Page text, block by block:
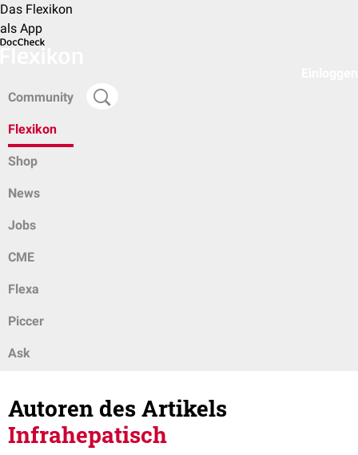
Das Flexikon
als App
Community
Flexikon
Shop
News
Jobs
CME
Flexa
Piccer
Ask
Autoren des Artikels
Infrahepatisch